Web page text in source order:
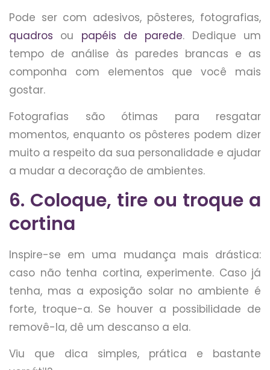
Pode ser com adesivos, pôsteres, fotografias,
quadros ou papéis de parede. Dedique um
tempo de análise às paredes brancas e as
componha com elementos que você mais
gostar.
Fotografias são ótimas para resgatar
momentos, enquanto os pôsteres podem dizer
muito a respeito da sua personalidade e ajudar
a mudar a decoração de ambientes.
6. Coloque, tire ou troque a
cortina
Inspire-se em uma mudança mais drástica:
caso não tenha cortina, experimente. Caso já
tenha, mas a exposição solar no ambiente é
forte, troque-a. Se houver a possibilidade de
removê-la, dê um descanso a ela.
Viu que dica simples, prática e bastante